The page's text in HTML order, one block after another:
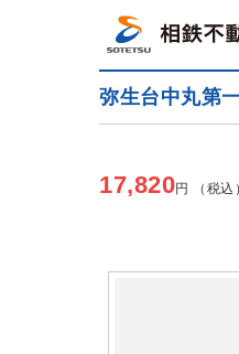
弥生台中丸第
17,820円 （税込